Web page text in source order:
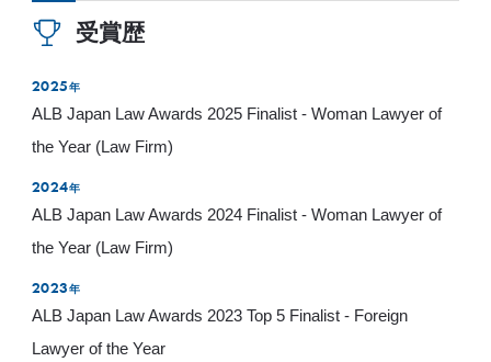
受賞歴
2025 年
ALB Japan Law Awards 2025 Finalist - Woman Lawyer of
the Year (Law Firm)
2024年
ALB Japan Law Awards 2024 Finalist - Woman Lawyer of
the Year (Law Firm)
2023 年
ALB Japan Law Awards 2023 Top 5 Finalist - Foreign
Lawyer of the Year